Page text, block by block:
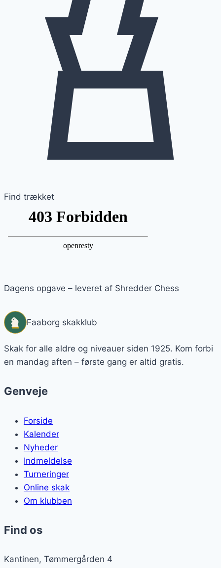
Find trækket
Dagens opgave – leveret af Shredder Chess
Faaborg skakklub
Skak for alle aldre og niveauer siden 1925. Kom forbi
en mandag aften – første gang er altid gratis.
Genveje
Forside
Kalender
Nyheder
Indmeldelse
Turneringer
Online skak
Om klubben
Find os
Kantinen, Tømmergården 4